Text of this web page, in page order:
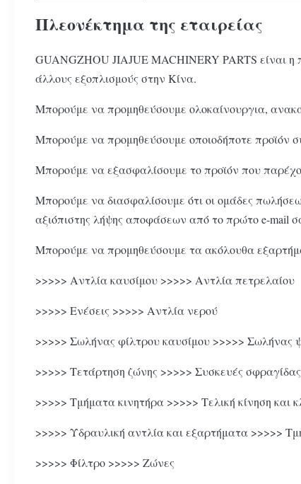
Πλεονέκτημα της εταιρείας
GUANGZHOU JIAJUE MACHINERY PARTS είναι η
άλλους εξοπλισμούς στην Κίνα.
Μπορούμε να προμηθεύσουμε ολοκαίνουργια,
Μπορούμε να προμηθεύσουμε οποιοδήποτε προϊόν
Μπορούμε να εξασφαλίσουμε το προϊόν που
Μπορούμε να διασφαλίσουμε ότι οι ομάδες
αξιόπιστης λήψης αποφάσεων από το πρώτο e-mail
Μπορούμε να προμηθεύσουμε τα ακόλουθα
>>>>> Αντλία καυσίμου >>>>> Αντλία πετρελαίου
>>>>> Ενέσεις >>>>> Αντλία νερού
>>>>> Σωλήνας φίλτρου καυσίμου >>>>> Σωλήνας
>>>>> Τετάρτηση ζώνης >>>>> Συσκευές σφραγίδας
>>>>> Τμήματα κινητήρα >>>>> Τελική κίνηση και
>>>>> Υδραυλική αντλία και εξαρτήματα >>>>>
>>>>> Φίλτρο >>>>> Ζώνες